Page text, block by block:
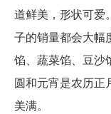
道鲜美，形状可爱
子的销量都会大幅
馅、蔬菜馅、豆沙
圆和元宵是农历正
美满。